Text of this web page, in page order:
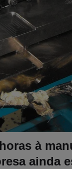
à
ainda